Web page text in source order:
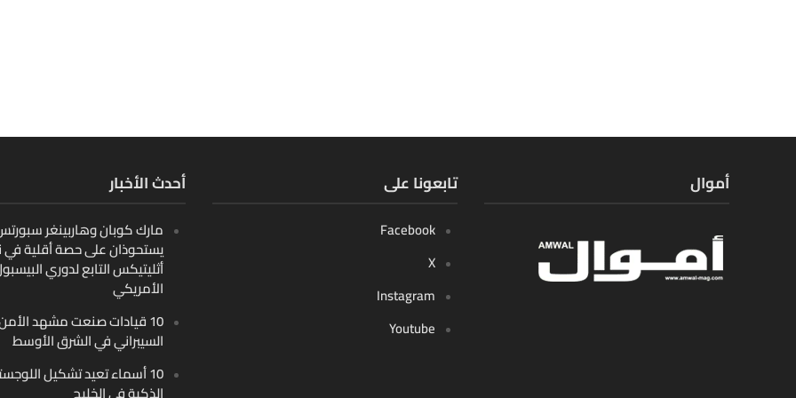
أحدث الأخبار
مارك كوبان وهاربينغر سبورتس
يستحوذان على حصة أقلية في
أثليتيكس التابع لدوري
الأمريكي
10 قيادات صنعت مشهد
السيبراني في الشرق الأوسط
10 أسماء تعيد تشكيل
تابعونا على
Facebook
X
Instagram
Youtube
أموال